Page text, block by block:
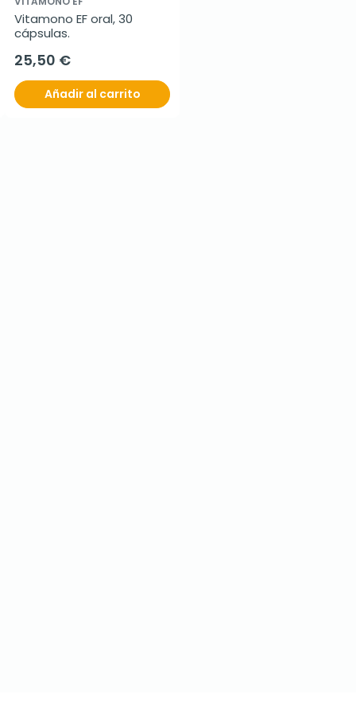
Vitamono EF oral, 30
cápsulas.
25,50 €
Añadir al carrito